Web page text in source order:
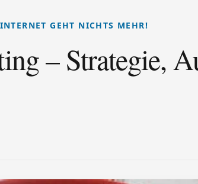
GEHT NICHTS MEHR!
– Strategie,